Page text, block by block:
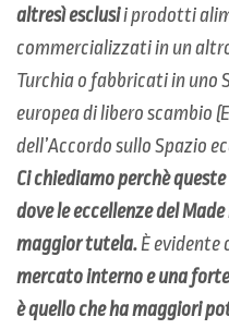
altresì esclusii prodotti
commercializzati in un
Turchia o fabbricati in uno
europea di libero scambio
dell’Accordo sullo Spazio
Ci chiediamo perchè
dove le eccellenze del
maggior tutela.È evidente
mercato interno e una
è quello che ha maggiori